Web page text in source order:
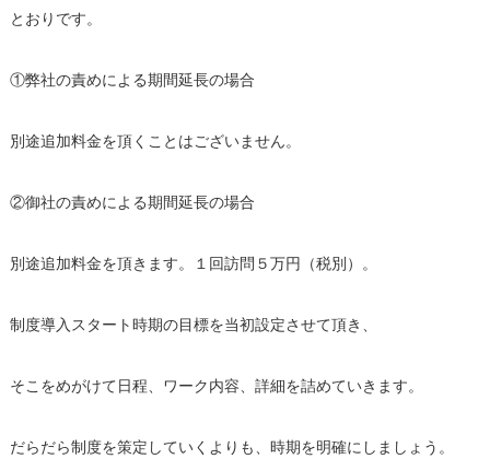
とおりです。
①弊社の責めによる期間延長の場合
別途追加料金を頂くことはございません。
②御社の責めによる期間延長の場合
別途追加料金を頂きます。１回訪問５万円（税別）。
制度導入スタート時期の目標を当初設定させて頂き、
そこをめがけて日程、ワーク内容、詳細を詰めていきます。
だらだら制度を策定していくよりも、時期を明確にしましょう。